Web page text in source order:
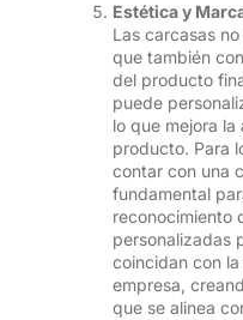
Estética y
Las carcasas
que también
del producto
puede
lo que mejora
producto. Para
contar con una
fundamental
reconocimiento
personalizadas
coincidan con
empresa,
que se alinea